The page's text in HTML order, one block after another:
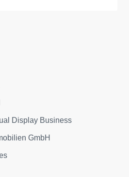
Display Business
GmbH